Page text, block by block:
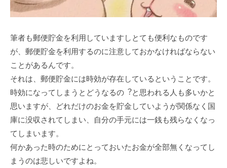
筆者も郵便貯⾦を利⽤していますしとても便利なものです
が、郵便貯⾦を利⽤するのに注意しておかなければならない
ことがあるんです。
それは、郵便貯⾦には時効が存在しているということです。
時効になってしまうとどうなるの︖と思われる⼈も多いかと
思いますが、どれだけのお⾦を貯⾦していようが関係なく国
庫に没収されてしまい、⾃分の⼿元には⼀銭も残らなくなっ
てしまいます。
何かあった時のためにとっておいたお⾦が全部無くなってし
まうのは悲しいですよね。